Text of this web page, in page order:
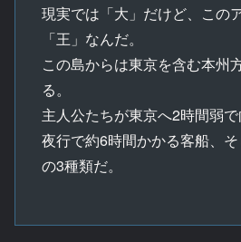
現実では「大」だけど、この
「王」なんだ。
この島からは東京を含む本州
る。
主人公たちが東京へ2時間弱で
夜行で約6時間かかる客船、
の3種類だ。